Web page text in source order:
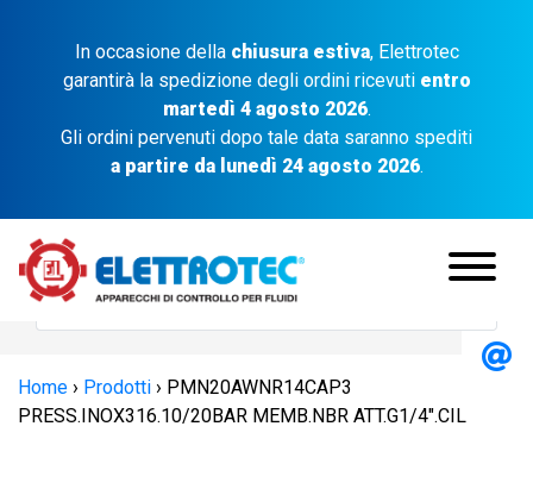
In occasione della chiusura estiva, Elettrotec
garantirà la spedizione degli ordini ricevuti entro
martedì 4 agosto 2026.
Gli ordini pervenuti dopo tale data saranno spediti
a partire da lunedì 24 agosto 2026.
Home › Prodotti › PMN20AWNR14CAP3
PRESS.INOX316.10/20BAR MEMB.NBR ATT.G1/4″.CIL